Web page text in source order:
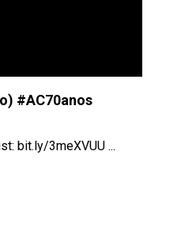
#AC70anos
bit.ly/3meXVUU ...